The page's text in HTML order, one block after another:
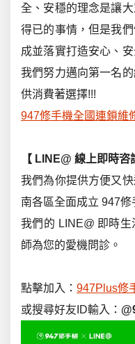
全、安穩的理念是讓
得已的事情，但是我
成並落實打造安心、
我們努力邁向第一名
供消費著選擇!!!
947修手機全國連鎖維
【 LINE@ 線上即時咨
我們為你提供方便又
南各區全面成立 947
我們的 LINE@ 即時
師為您的愛機問診。
點擊加入： 947Plus修
或搜尋好友ID輸入：